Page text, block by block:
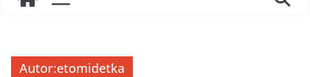
Autor:etomidetka